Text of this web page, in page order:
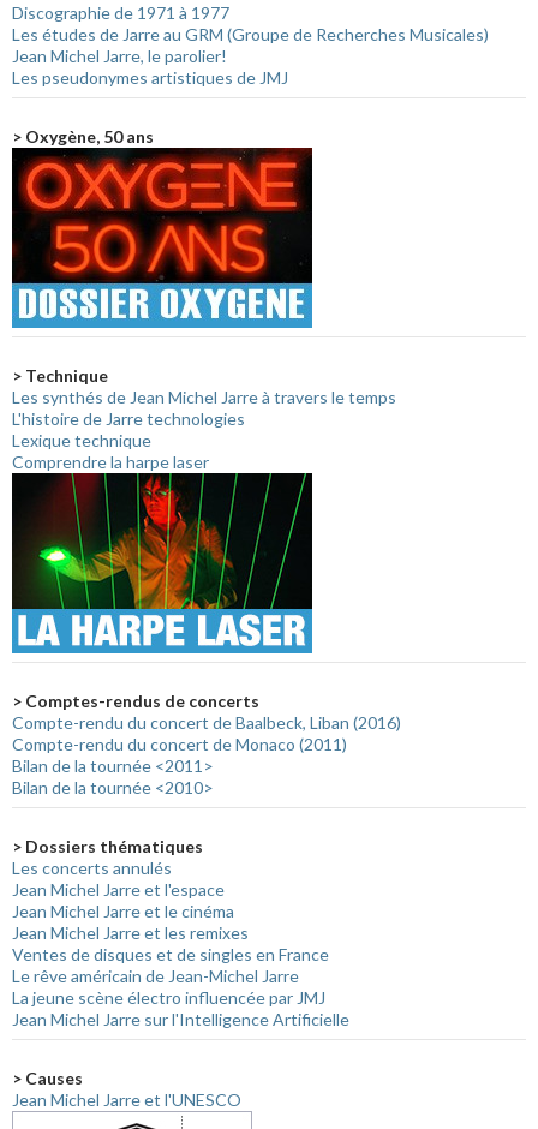
Discographie de 1971 à 1977
Les études de Jarre au GRM (Groupe de Recherches Musicales)
Jean Michel Jarre, le parolier!
Les pseudonymes artistiques de JMJ
> Oxygène, 50 ans
> Technique
Les synthés de Jean Michel Jarre à travers le temps
L'histoire de Jarre technologies
Lexique technique
Comprendre la harpe laser
> Comptes-rendus de concerts
Compte-rendu du concert de Baalbeck, Liban (2016)
Compte-rendu du concert de Monaco (2011)
Bilan de la tournée <2011>
Bilan de la tournée <2010>
> Dossiers thématiques
Les concerts annulés
Jean Michel Jarre et l'espace
Jean Michel Jarre et le cinéma
Jean Michel Jarre et les remixes
Ventes de disques et de singles en France
Le rêve américain de Jean-Michel Jarre
La jeune scène électro influencée par JMJ
Jean Michel Jarre sur l'Intelligence Artificielle
> Causes
Jean Michel Jarre et l'UNESCO